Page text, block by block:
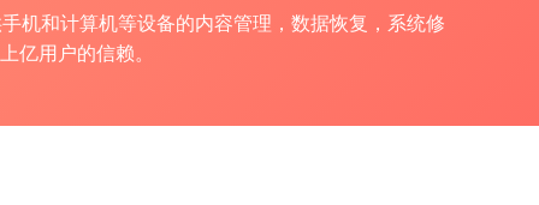
机和计算机等设备的内容管理，数据恢复，系统修
亿用户的信赖。